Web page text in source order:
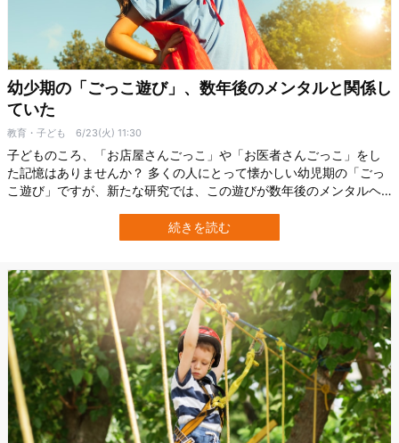
幼少期の「ごっこ遊び」、数年後のメンタルと関係し
ていた
教育・子ども 6/23(火) 11:30
子どものころ、「お店屋さんごっこ」や「お医者さんごっこ」をし
た記憶はありませんか？ 多くの人にとって懐かしい幼児期の「ごっ
こ遊び」ですが、新たな研究では、この遊びが数年後のメンタルヘ
ニー大学（University of Sydney）などの研究チームは、2〜3歳時
点のごっこ遊び能力と、その後の情緒面・行動面の困難との関連を
続きを読む